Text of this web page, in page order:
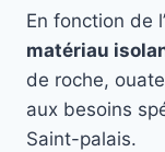
En fonction de
matériau
de roche,
aux besoins
Saint-palais.